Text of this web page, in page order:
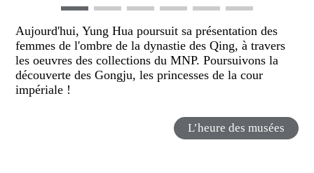
Aujourd'hui, Yung Hua poursuit sa présentation des
femmes de l'ombre de la dynastie des Qing, à travers
les oeuvres des collections du MNP. Poursuivons la
découverte des Gongju, les princesses de la cour
impériale !
L’heure des musées